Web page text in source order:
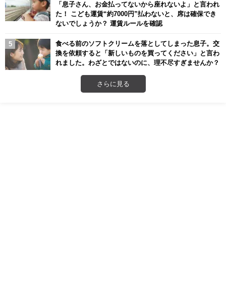
「息子さん、お金払ってないから座れないよ」と言われ
た！ こども運賃“約7000円”払わないと、席は確保でき
ないでしょうか？ 運賃ルールを確認
食べる前のソフトクリームを落としてしまった息子。交
換を依頼すると「新しいものを買ってください」と言わ
れました。わざとではないのに、理不尽すぎませんか？
さらに見る